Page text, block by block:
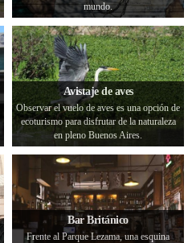
mundo.
Avistaje de aves
Observar el vuelo de aves es una opción de
ecoturismo para disfrutar de la naturaleza
en pleno Buenos Aires.
Bar Británico
Frente al Parque Lezama, una esquina